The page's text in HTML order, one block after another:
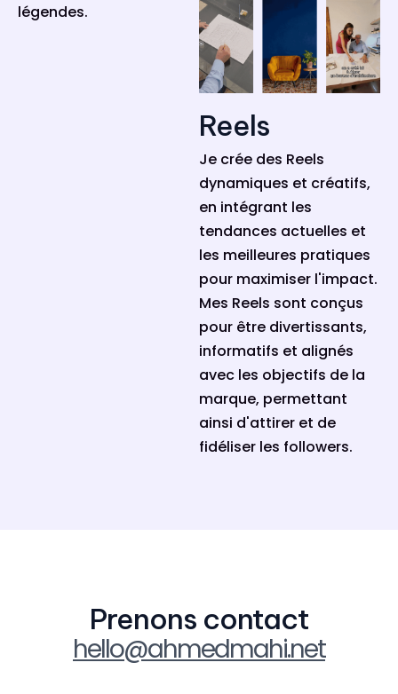
légendes.
Reels
Je crée des Reels
dynamiques et créatifs,
en intégrant les
tendances actuelles et
les meilleures pratiques
pour maximiser l'impact.
Mes Reels sont conçus
pour être divertissants,
informatifs et alignés
avec les objectifs de la
marque, permettant
ainsi d'attirer et de
fidéliser les followers.
Prenons contact
hello@ahmedmahi.net